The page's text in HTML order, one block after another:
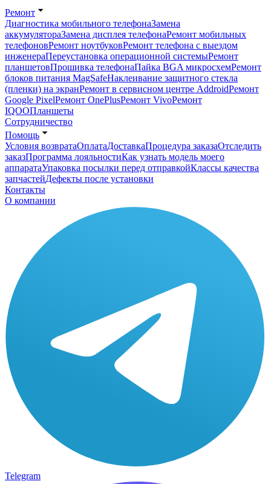
Ремонт
Диагностика мобильного телефонаЗамена
аккумулятораЗамена дисплея телефонаРемонт мобильных
телефоновРемонт ноутбуковРемонт телефона с выездом
инженераПереустановка операционной системыРемонт
планшетовПрошивка телефонаПайка BGA микросхемРемонт
блоков питания MagSafeНаклеивание защитного стекла
(пленки) на экранРемонт в сервисном центре AddroidРемонт
Google PixelРемонт OnePlusРемонт VivoРемонт
IQOOПланшеты
Сотрудничество
Помощь
Условия возвратаОплатаДоставкаПроцедура заказаОтследить
заказПрограмма лояльностиКак узнать модель моего
аппаратаУпаковка посылки перед отправкойКлассы качества
запчастейДефекты после установки
Контакты
О компании
Telegram